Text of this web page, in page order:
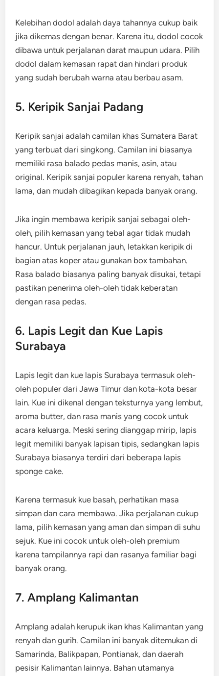
Kelebihan dodol adalah daya tahannya cukup baik
jika dikemas dengan benar. Karena itu, dodol cocok
dibawa untuk perjalanan darat maupun udara. Pilih
dodol dalam kemasan rapat dan hindari produk
yang sudah berubah warna atau berbau asam.
5. Keripik Sanjai Padang
Keripik sanjai adalah camilan khas Sumatera Barat
yang terbuat dari singkong. Camilan ini biasanya
memiliki rasa balado pedas manis, asin, atau
original. Keripik sanjai populer karena renyah, tahan
lama, dan mudah dibagikan kepada banyak orang.
Jika ingin membawa keripik sanjai sebagai oleh-
oleh, pilih kemasan yang tebal agar tidak mudah
hancur. Untuk perjalanan jauh, letakkan keripik di
bagian atas koper atau gunakan box tambahan.
Rasa balado biasanya paling banyak disukai, tetapi
pastikan penerima oleh-oleh tidak keberatan
dengan rasa pedas.
6. Lapis Legit dan Kue Lapis
Surabaya
Lapis legit dan kue lapis Surabaya termasuk oleh-
oleh populer dari Jawa Timur dan kota-kota besar
lain. Kue ini dikenal dengan teksturnya yang lembut,
aroma butter, dan rasa manis yang cocok untuk
acara keluarga. Meski sering dianggap mirip, lapis
legit memiliki banyak lapisan tipis, sedangkan lapis
Surabaya biasanya terdiri dari beberapa lapis
sponge cake.
Karena termasuk kue basah, perhatikan masa
simpan dan cara membawa. Jika perjalanan cukup
lama, pilih kemasan yang aman dan simpan di suhu
sejuk. Kue ini cocok untuk oleh-oleh premium
karena tampilannya rapi dan rasanya familiar bagi
banyak orang.
7. Amplang Kalimantan
Amplang adalah kerupuk ikan khas Kalimantan yang
renyah dan gurih. Camilan ini banyak ditemukan di
Samarinda, Balikpapan, Pontianak, dan daerah
pesisir Kalimantan lainnya. Bahan utamanya